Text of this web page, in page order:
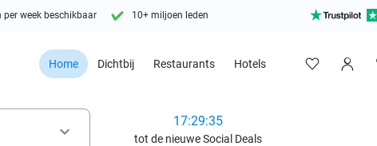
per week beschikbaar 10+ miljoen leden
Home Dichtbij Restaurants Hotels
keyboard_arrow_down
17:29:33
tot de nieuwe Social Deals